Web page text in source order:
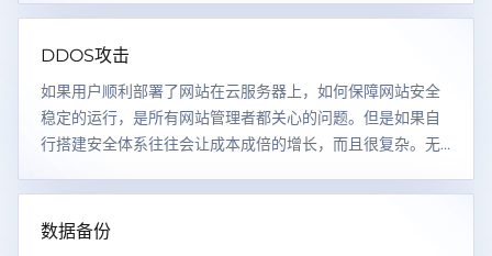
DDOS攻击
如果用户顺利部署了网站在云服务器上，如何保障网站安全
稳定的运行，是所有网站管理者都关心的问题。但是如果自
行搭建安全体系往往会让成本成倍的增长，而且很复杂。无
数据备份